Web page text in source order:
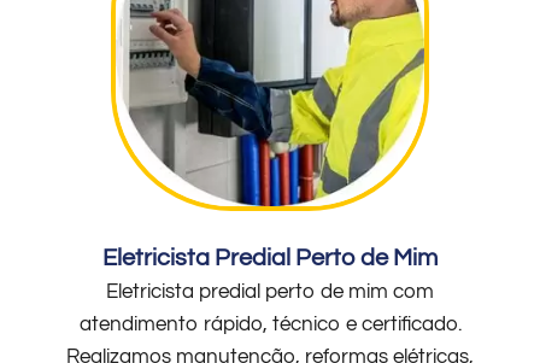
Eletricista Predial Perto de Mim
Eletricista predial perto de mim com
atendimento rápido, técnico e certificado.
Realizamos manutenção, reformas elétricas,